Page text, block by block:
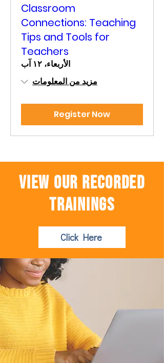
Classroom
Connections: Teaching
Tips and Tools for
Teachers
الأربعاء، ١٢ آب
مزيد من المعلومات
Register Now
view our recorded
trainings
Click Here